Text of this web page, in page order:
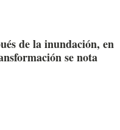
de la inundación, en
se nota